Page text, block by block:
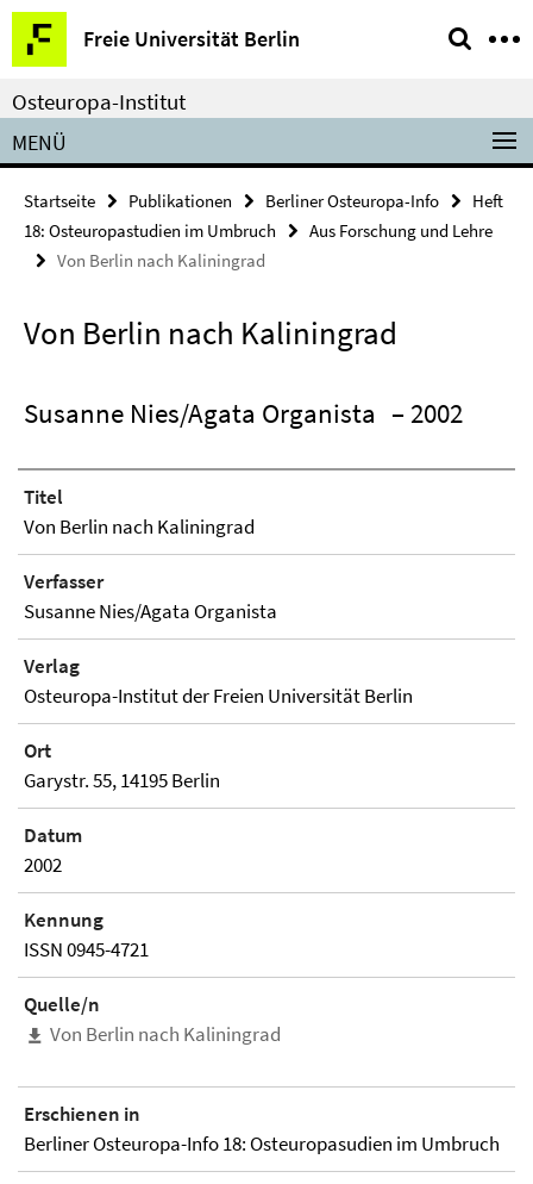
Springe
direkt
zu
Inhalt
Freie Universität Berlin
Service-
Navigation
Osteuropa-Institut
MENÜ
Startseite Publikationen Berliner Osteuropa-Info
Heft
18: Osteuropastudien im Umbruch
Aus Forschung und Lehre
Von Berlin nach Kaliningrad
Von Berlin nach Kaliningrad
Susanne Nies/Agata Organista – 2002
Titel
Von Berlin nach Kaliningrad
Verfasser
Susanne Nies/Agata Organista
Verlag
Osteuropa-Institut der Freien Universität Berlin
Ort
Garystr. 55, 14195 Berlin
Datum
2002
Kennung
ISSN 0945-4721
Quelle/n
Von Berlin nach Kaliningrad
Erschienen in
Berliner Osteuropa-Info 18: Osteuropasudien im Umbruch